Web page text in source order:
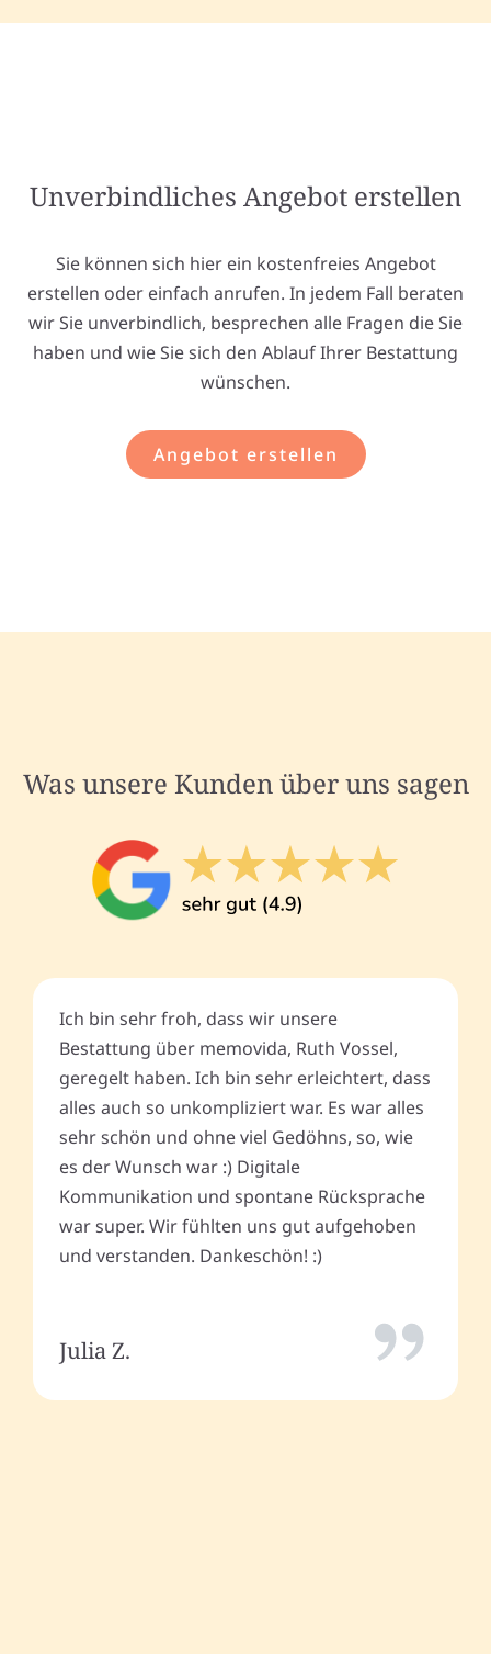
Unverbindliches Angebot erstellen
Sie können sich hier ein kostenfreies Angebot
erstellen oder einfach anrufen. In jedem Fall beraten
wir Sie unverbindlich, besprechen alle Fragen die Sie
haben und wie Sie sich den Ablauf Ihrer Bestattung
wünschen.
Angebot erstellen
Was unsere Kunden über uns sagen
Ich bin sehr froh, dass wir unsere
Bestattung über memovida, Ruth Vossel,
geregelt haben. Ich bin sehr erleichtert, dass
alles auch so unkompliziert war. Es war alles
sehr schön und ohne viel Gedöhns, so, wie
es der Wunsch war :) Digitale
Kommunikation und spontane Rücksprache
war super. Wir fühlten uns gut aufgehoben
und verstanden. Dankeschön! :)
Julia Z.